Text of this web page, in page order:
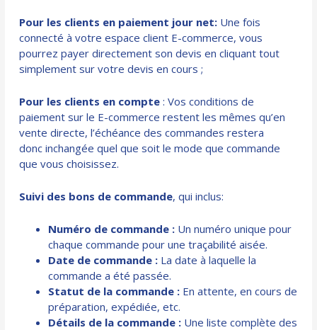
Pour les clients en paiement jour net: Une fois
connecté à votre espace client E-commerce, vous
pourrez payer directement son devis en cliquant tout
simplement sur votre devis en cours ;
Pour les clients en compte : Vos conditions de
paiement sur le E-commerce restent les mêmes qu’en
vente directe, l’échéance des commandes restera
donc inchangée quel que soit le mode que commande
que vous choisissez.
Suivi des bons de commande, qui inclus:
Numéro de commande : Un numéro unique pour
chaque commande pour une traçabilité aisée.
Date de commande : La date à laquelle la
commande a été passée.
Statut de la commande : En attente, en cours de
préparation, expédiée, etc.
Détails de la commande : Une liste complète des